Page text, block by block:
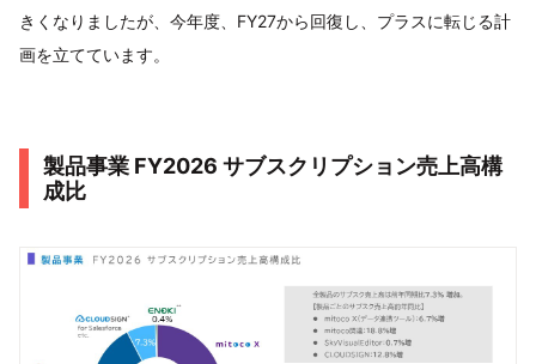
きくなりましたが、今年度、FY27から回復し、プラスに転じる計
画を立てています。
製品事業 FY2026 サブスクリプション売上高構
成比